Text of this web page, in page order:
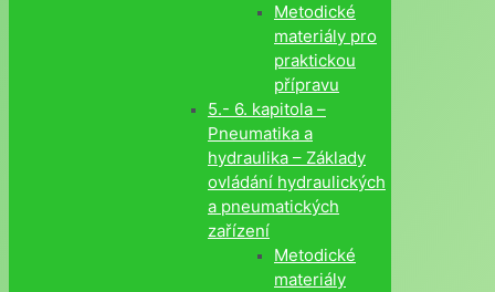
Metodické
materiály pro
praktickou
přípravu
5.- 6. kapitola –
Pneumatika a
hydraulika – Základy
ovládání hydraulických
a pneumatických
zařízení
Metodické
materiály